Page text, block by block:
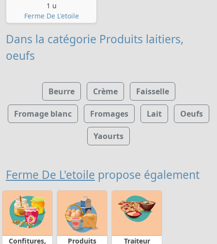
1 u
Ferme De L'etoile
Dans la catégorie Produits laitiers,
oeufs
Beurre Crème Faisselle
Fromage blanc Fromages Lait Oeufs
Yaourts
Ferme De L'etoile propose également
Confitures, Produits Traiteur